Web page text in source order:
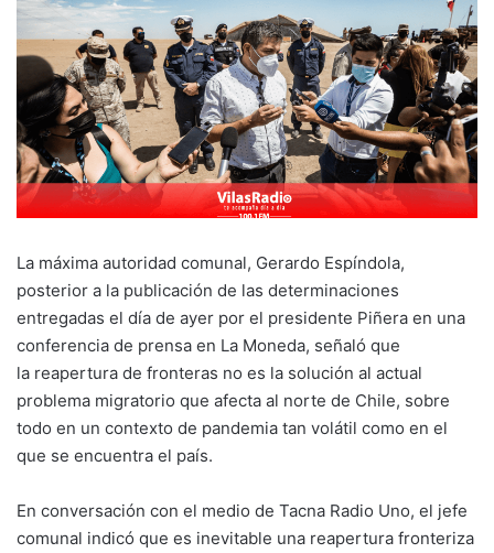
La máxima autoridad comunal, Gerardo Espíndola,
posterior a la publicación de las determinaciones
entregadas el día de ayer por el presidente Piñera en una
conferencia de prensa en La Moneda, señaló que
la reapertura de fronteras no es la solución al actual
problema migratorio que afecta al norte de Chile, sobre
todo en un contexto de pandemia tan volátil como en el
que se encuentra el país.
En conversación con el medio de Tacna Radio Uno, el jefe
comunal indicó que es inevitable una reapertura fronteriza